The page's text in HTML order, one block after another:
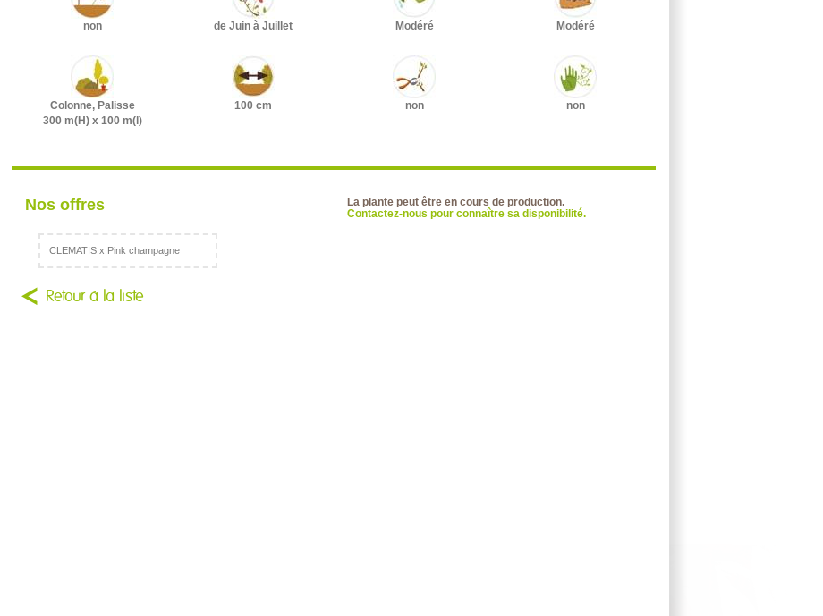
non de Juin à Juillet Modéré Modéré
Colonne, Palisse
300 m(H) x 100 m(l)
100 cm non non
Nos offres
La plante peut être en cours de production.
Contactez-nous pour connaître sa disponibilité.
CLEMATIS x Pink champagne
Retour à la liste